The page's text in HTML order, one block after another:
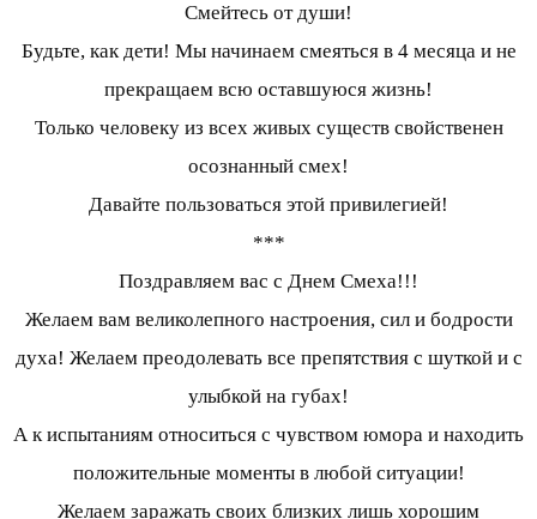
Смейтесь от души!
Будьте, как дети! Мы начинаем смеяться в 4 месяца и не
прекращаем всю оставшуюся жизнь!
Только человеку из всех живых существ свойственен
осознанный смех!
Давайте пользоваться этой привилегией!
***
Поздравляем вас с Днем Смеха!!!
Желаем вам великолепного настроения, сил и бодрости
духа! Желаем преодолевать все препятствия с шуткой и с
улыбкой на губах!
А к испытаниям относиться с чувством юмора и находить
положительные моменты в любой ситуации!
Желаем заражать своих близких лишь хорошим